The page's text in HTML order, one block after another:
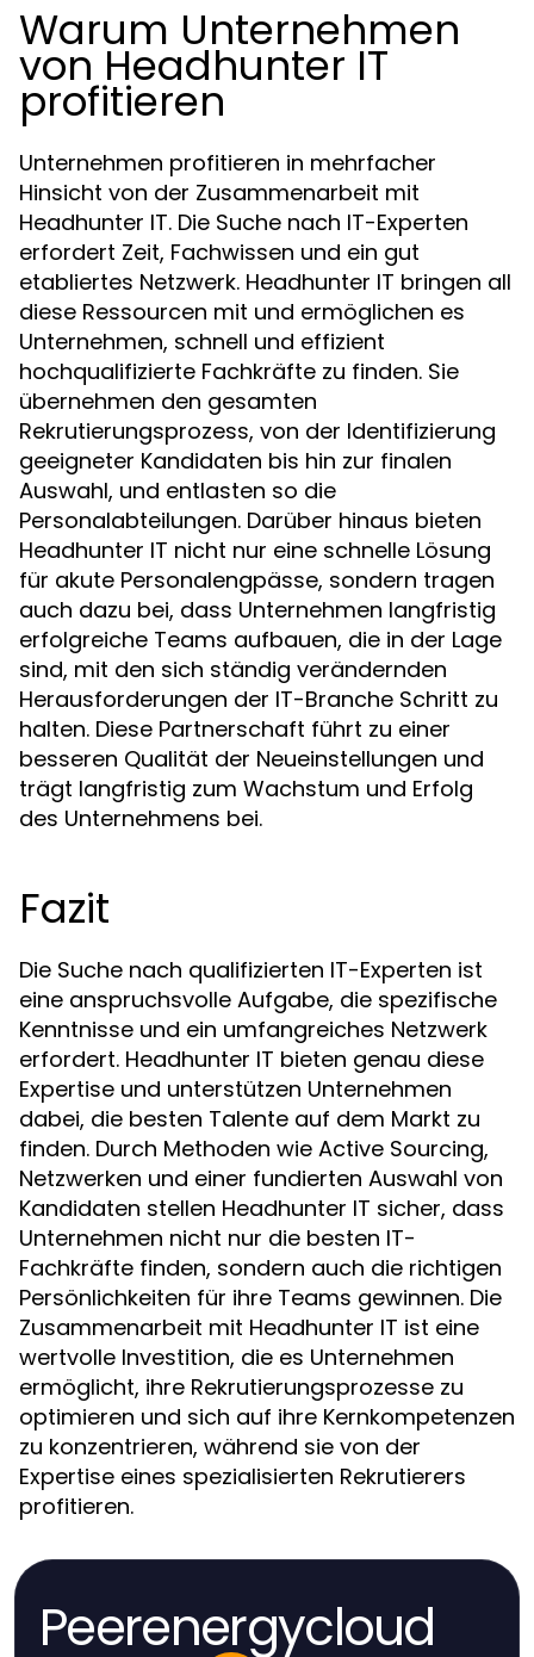
Warum Unternehmen
von Headhunter IT
profitieren
Unternehmen profitieren in mehrfacher
Hinsicht von der Zusammenarbeit mit
Headhunter IT. Die Suche nach IT-Experten
erfordert Zeit, Fachwissen und ein gut
etabliertes Netzwerk. Headhunter IT bringen all
diese Ressourcen mit und ermöglichen es
Unternehmen, schnell und effizient
hochqualifizierte Fachkräfte zu finden. Sie
übernehmen den gesamten
Rekrutierungsprozess, von der Identifizierung
geeigneter Kandidaten bis hin zur finalen
Auswahl, und entlasten so die
Personalabteilungen. Darüber hinaus bieten
Headhunter IT nicht nur eine schnelle Lösung
für akute Personalengpässe, sondern tragen
auch dazu bei, dass Unternehmen langfristig
erfolgreiche Teams aufbauen, die in der Lage
sind, mit den sich ständig verändernden
Herausforderungen der IT-Branche Schritt zu
halten. Diese Partnerschaft führt zu einer
besseren Qualität der Neueinstellungen und
trägt langfristig zum Wachstum und Erfolg
des Unternehmens bei.
Fazit
Die Suche nach qualifizierten IT-Experten ist
eine anspruchsvolle Aufgabe, die spezifische
Kenntnisse und ein umfangreiches Netzwerk
erfordert. Headhunter IT bieten genau diese
Expertise und unterstützen Unternehmen
dabei, die besten Talente auf dem Markt zu
finden. Durch Methoden wie Active Sourcing,
Netzwerken und einer fundierten Auswahl von
Kandidaten stellen Headhunter IT sicher, dass
Unternehmen nicht nur die besten IT-
Fachkräfte finden, sondern auch die richtigen
Persönlichkeiten für ihre Teams gewinnen. Die
Zusammenarbeit mit Headhunter IT ist eine
wertvolle Investition, die es Unternehmen
ermöglicht, ihre Rekrutierungsprozesse zu
optimieren und sich auf ihre Kernkompetenzen
zu konzentrieren, während sie von der
Expertise eines spezialisierten Rekrutierers
profitieren.
Peerenergycloud